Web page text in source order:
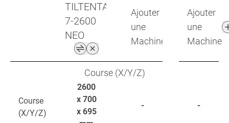
TILTENTA
7-2600
NEO
Ajouter
une
Machine
Ajouter
une
Machine
Course (X/Y/Z)
Course
(X/Y/Z)
2600
x 700
x 695
- -